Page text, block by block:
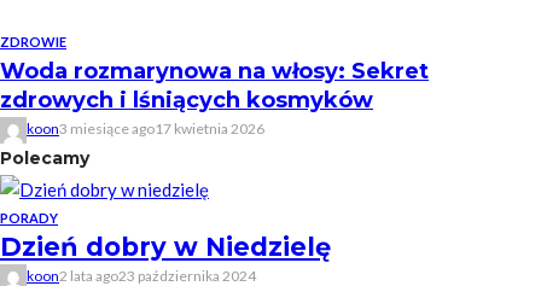
ZDROWIE
Woda rozmarynowa na włosy: Sekret
zdrowych i lśniących kosmyków
koon3 miesiące ago17 kwietnia 2026
Polecamy
PORADY
Dzień dobry w Niedzielę
koon2 lata ago23 października 2024